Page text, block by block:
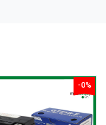
nhé!
-0%
giảm